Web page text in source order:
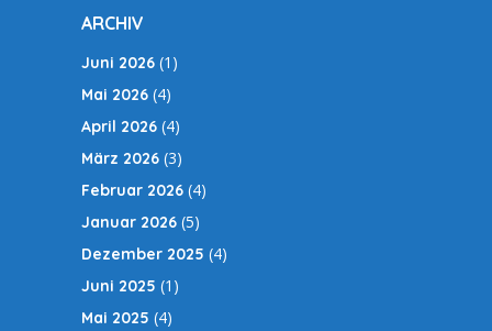
ARCHIV
Juni 2026 (1)
Mai 2026 (4)
April 2026 (4)
März 2026 (3)
Februar 2026 (4)
Januar 2026 (5)
Dezember 2025 (4)
Juni 2025 (1)
Mai 2025 (4)